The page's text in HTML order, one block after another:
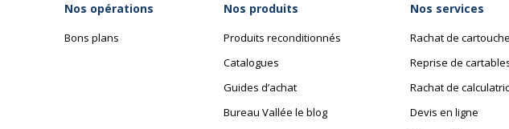
Nos opérations
Bons plans
Nos produits
Produits reconditionnés
Catalogues
Guides d’achat
Bureau Vallée le blog
Nos services
Rachat de
Reprise de
Rachat de
Devis en ligne